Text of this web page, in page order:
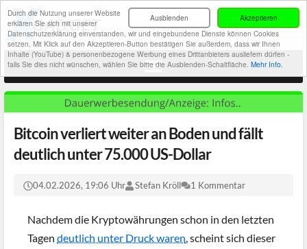
Akzeptieren
Ausblenden
Durch die Nutzung unserer Website
erklären Sie sich mit unserer
Datenschutzerklärung einverstanden, wir und eingebundene Dienste können Cookies
setzen. Mit Klick auf den Akzeptieren-Button bestätigen Sie außerdem, dass wir Ihnen
Inhalte (YouTube) & personenbezogene Werbung eines Drittanbieters ausliefern dürfen -
falls Sie dies nicht wünschen, wählen Sie bitte die Ausblenden-Schaltfläche. Mehr Info.
Bitcoin verliert weiter an Boden und fällt
deutlich unter 75.000 US-Dollar
04.02.2026, 19:06 Uhr Stefan Kröll 1 Kommentar
Nachdem die Kryptowährungen schon in den letzten
Tagen deutlich unter Druck waren, scheint sich dieser